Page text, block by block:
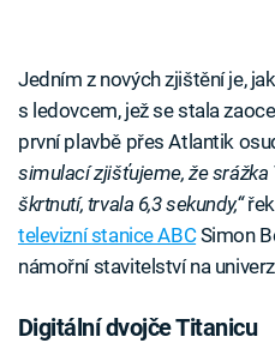
Jedním z nových zjištění je,
s ledovcem, jež se stala
první plavbě přes Atlantik
simulací zjišťujeme, že
škrtnutí, trvala 6,3 sekundy,“
televizní stanice ABCSimon
námořní stavitelství na
Digitální dvojče Titanicu